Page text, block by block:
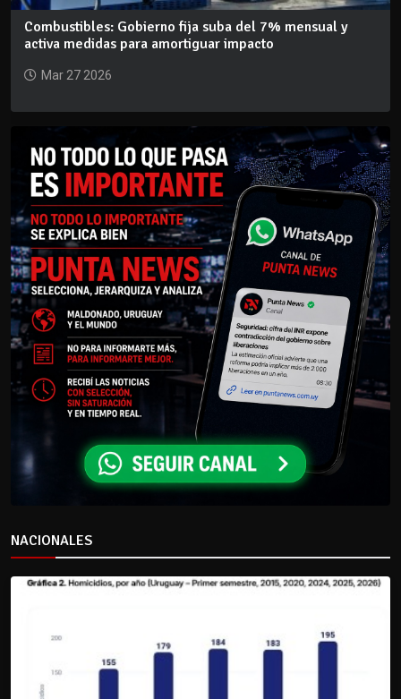
Combustibles: Gobierno fija suba del 7% mensual y
activa medidas para amortiguar impacto
Mar 27 2026
NACIONALES